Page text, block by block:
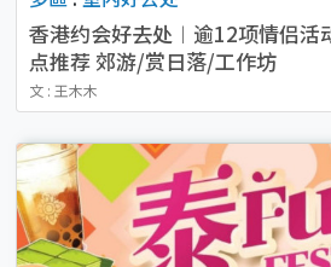
香港约会好去处︱逾12项情侣活
点推荐 郊游/赏日落/工作坊
文 : 王木木